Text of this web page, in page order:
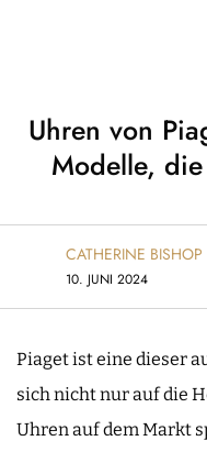
Uhren von
Modelle,
CATHERINE BISHOP
10. JUNI 2024
Piaget ist eine dieser
sich nicht nur auf die
Uhren auf dem Markt